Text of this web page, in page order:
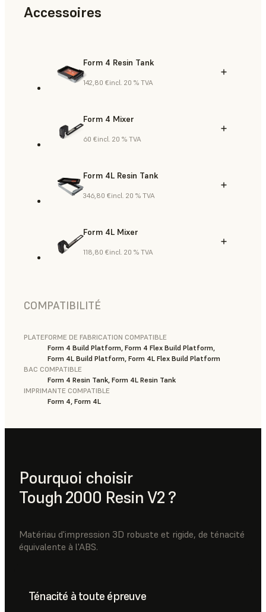
Accessoires
Form 4 Resin Tank
142,80 €incl. 20 % TVA
Form 4 Mixer
60 €incl. 20 % TVA
Form 4L Resin Tank
346,80 €incl. 20 % TVA
Form 4L Mixer
118,80 €incl. 20 % TVA
COMPATIBILITÉ
PLATEFORME DE FABRICATION COMPATIBLE
Form 4 Build Platform, Form 4 Flex Build Platform,
Form 4L Build Platform, Form 4L Flex Build Platform
BAC COMPATIBLE
Form 4 Resin Tank, Form 4L Resin Tank
IMPRIMANTE COMPATIBLE
Form 4, Form 4L
Pourquoi choisir
Tough 2000 Resin V2 ?
Matériau d'impression 3D robuste et rigide, de ténacité
équivalente à l'ABS.
Ténacité à toute épreuve